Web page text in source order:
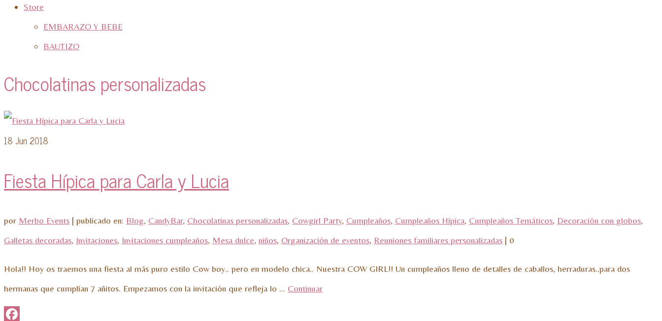
Store
EMBARAZO Y BEBE
BAUTIZO
Chocolatinas personalizadas
18 Jun 2018
Fiesta Hípica para Carla y Lucia
por Merbo Events | publicado en: Blog, CandyBar, Chocolatinas personalizadas, Cowgirl Party, Cumpleaños, Cumpleaños Hípica, Cumpleaños Temáticos, Decoración con globos,
Galletas decoradas, Invitaciones, Invitaciones cumpleaños, Mesa dulce, niños, Organización de eventos, Reuniones familiares personalizadas | 0
Hola!! Hoy os traemos una fiesta al más puro estilo Cow boy.. pero en modelo chica.. Nuestra COW GIRL!! Un cumpleaños lleno de detalles de caballos, herraduras..para dos
hermanas que cumplían 7 añitos. Empezamos con la invitación que refleja lo … Continuar